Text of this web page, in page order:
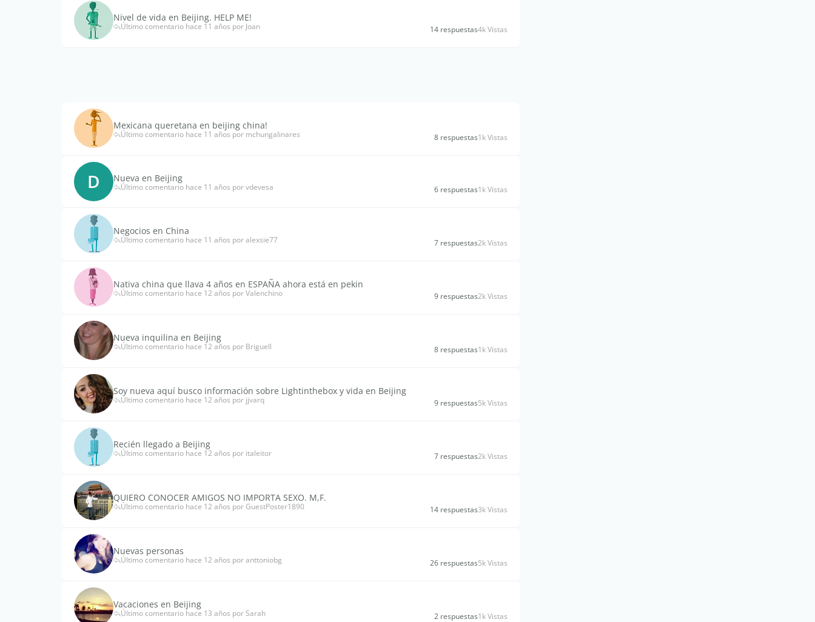
Nivel de vida en Beijing. HELP ME!
Último comentario hace 11 años por Joan 14 respuestas4k Vistas
Mexicana queretana en beijing china!
Último comentario hace 11 años por mchungalinares 8 respuestas1k Vistas
D Nueva en Beijing
Último comentario hace 11 años por vdevesa 6 respuestas1k Vistas
Negocios en China
Último comentario hace 11 años por alexsie77 7 respuestas2k Vistas
Nativa china que llava 4 años en ESPAÑA ahora está en pekin
Último comentario hace 12 años por Valenchino 9 respuestas2k Vistas
Nueva inquilina en Beijing
Último comentario hace 12 años por Briguell 8 respuestas1k Vistas
Soy nueva aquí busco información sobre Lightinthebox y vida en Beijing
Último comentario hace 12 años por jjvarq 9 respuestas5k Vistas
Recién llegado a Beijing
Último comentario hace 12 años por italeitor 7 respuestas2k Vistas
QUIERO CONOCER AMIGOS NO IMPORTA SEXO. M,F.
Último comentario hace 12 años por GuestPoster1890 14 respuestas3k Vistas
Nuevas personas
Último comentario hace 12 años por anttoniobg 26 respuestas5k Vistas
Vacaciones en Beijing
Último comentario hace 13 años por Sarah 2 respuestas1k Vistas